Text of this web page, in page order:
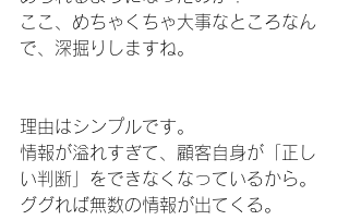
ここ、めちゃくちゃ大事なところなん
で、深掘りしますね。
理由はシンプルです。
情報が溢れすぎて、顧客自身が「正し
い判断」をできなくなっているから。
ググれば無数の情報が出てくる。